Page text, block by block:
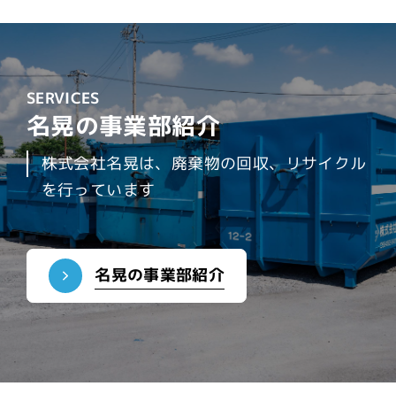
SERVICES
名晃の事業部紹介
株式会社名晃は、廃棄物の回収、リサイクル
を行っています
名晃の事業部紹介